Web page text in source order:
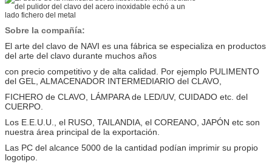
Sobre la compañía:
El arte del clavo de NAVI es una fábrica se especializa en productos
del arte del clavo durante muchos años
con precio competitivo y de alta calidad. Por ejemplo PULIMENTO
del GEL, ALMACENADOR INTERMEDIARIO del CLAVO,
FICHERO de CLAVO, LÁMPARA de LED/UV, CUIDADO etc. del
CUERPO.
Los E.E.U.U., el RUSO, TAILANDIA, el COREANO, JAPÓN etc son
nuestra área principal de la exportación.
Las PC del alcance 5000 de la cantidad podían imprimir su propio
logotipo.